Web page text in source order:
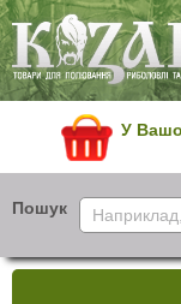
У
Пошук